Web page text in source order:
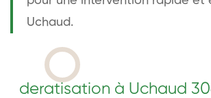
Uchaud.
deratisation à Uchaud